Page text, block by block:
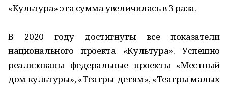
«Культура» эта сумма увеличилась в 3 раза.
В 2020 году достигнуты все показатели
национального проекта «Культура». Успешно
реализованы федеральные проекты «Местный
дом культуры», «Театры-детям», «Театры малых